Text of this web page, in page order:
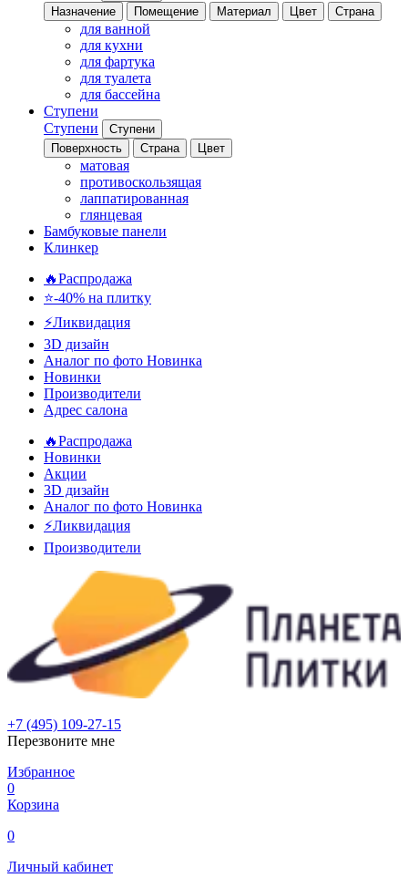
Назначение
Помещение Материал Цвет Страна
для ванной
для кухни
для фартука
для туалета
для бассейна
Ступени
Ступени
Ступени
Поверхность
Страна Цвет
матовая
противоскользящая
лаппатированная
глянцевая
Бамбуковые панели
Клинкер
🔥Распродажа
⭐-40% на плитку
⚡️Ликвидация
3D дизайн
Аналог по фото Новинка
Новинки
Производители
Адрес салона
🔥Распродажа
Новинки
Акции
3D дизайн
Аналог по фото Новинка
⚡Ликвидация
Производители
+7 (495) 109-27-15
Перезвоните мне
Избранное
0
Корзина
0
Личный кабинет